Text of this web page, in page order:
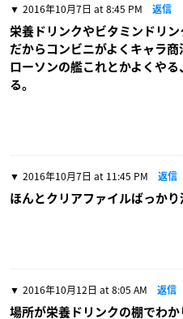
2016年10月7日 at 8:45 PM 返信
栄養ドリンクやビタミンドリ
だからコンビニがよくキャラ商
ローソンの艦これとかよくや
る。
2016年10月7日 at 11:45 PM 返信
ほんとクリアファイルばっか
2016年10月12日 at 8:05 AM 返信
場所が栄養ドリンクの棚でわ